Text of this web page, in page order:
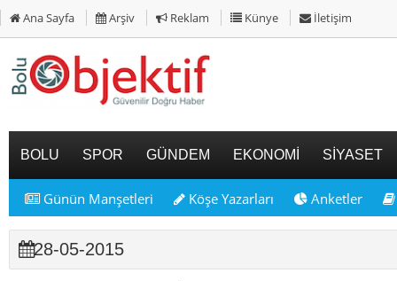
Ana Sayfa Arşiv Reklam Künye İletişim
BOLU SPOR GÜNDEM EKONOMİ SİYASET
Günün Manşetleri Köşe Yazarları Anketler
28-05-2015